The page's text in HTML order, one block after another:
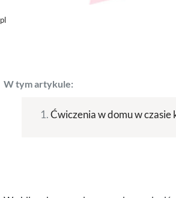
W tym artykule:
Ćwiczenia w domu w